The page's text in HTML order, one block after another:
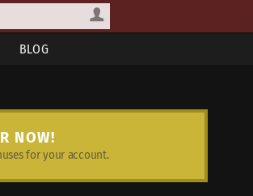
BLOG
NOW!
for your account.